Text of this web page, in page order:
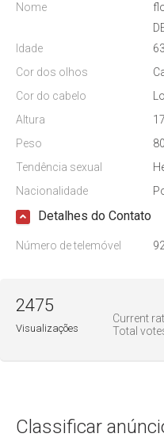
Nome
Idade
63
Cor dos olhos
Cor do cabelo
Altura
Peso
Tendência sexual
Nacionalidade
Detalhes do Contato
Número de telemóvel
Current
Total
2475
Visualizações
Classificar